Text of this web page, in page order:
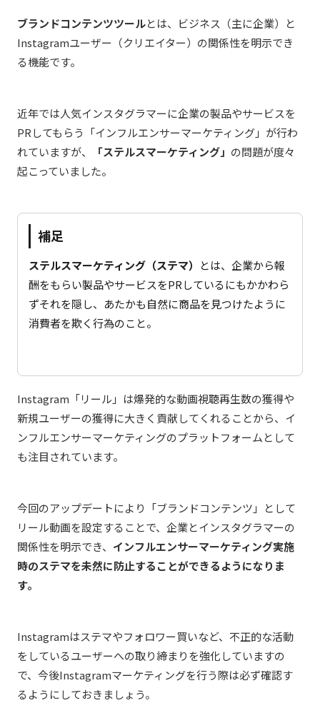
ブランドコンテンツツールとは、ビジネス（主に企業）と
Instagramユーザー（クリエイター）の関係性を明示でき
る機能です。
近年では人気インスタグラマーに企業の製品やサービスを
PRしてもらう「インフルエンサーマーケティング」が行わ
れていますが、
「ステルスマーケティング」 の問題が度々
起こっていました。
補足
ステルスマーケティング（ステマ）
とは、企業から報
酬をもらい製品やサービスをPRしているにもかかわら
ずそれを隠し、あたかも自然に商品を見つけたように
消費者を欺く行為のこと。
Instagram「リール」は爆発的な動画視聴再生数の獲得や
新規ユーザーの獲得に大きく貢献してくれることから、イ
ンフルエンサーマーケティングのプラットフォームとして
も注目されています。
今回のアップデートにより「ブランドコンテンツ」として
リール動画を設定することで、企業とインスタグラマーの
関係性を明示でき、 インフルエンサーマーケティング実施
時のステマを未然に防止することができるようになりま
す。
Instagramはステマやフォロワー買いなど、不正的な活動
をしているユーザーへの取り締まりを強化していますの
で、今後Instagramマーケティングを行う際は必ず確認す
るようにしておきましょう。